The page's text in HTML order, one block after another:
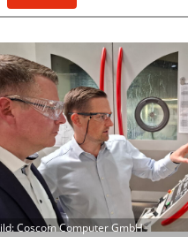
e
e
e
g
t
s
i
c
h
r
o
b
u
s
B
c
h
e
r
t
s
t
e
i
g
Coscom Computer GmbH